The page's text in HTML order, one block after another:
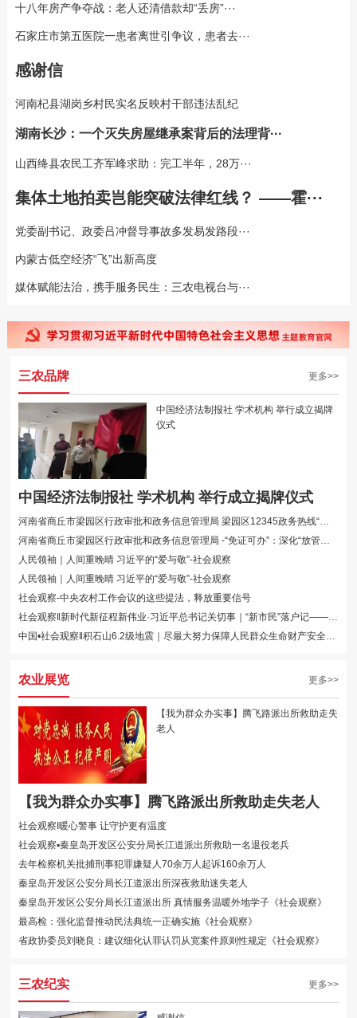
十八年房产争夺战：老人还清借款却“丢房”···
石家庄市第五医院一患者离世引争议，患者去···
感谢信
河南杞县湖岗乡村民实名反映村干部违法乱纪
湖南长沙：一个灭失房屋继承案背后的法理背···
山西绛县农民工齐军峰求助：完工半年，28万···
集体土地拍卖岂能突破法律红线？​​ ——霍···
党委副书记、政委吕冲督导事故多发易发路段···
内蒙古低空经济“飞”出新高度
媒体赋能法治，携手服务民生：三农电视台与···
三农品牌 更多>>
中国经济法制报社 学术机构 举行成立揭牌
仪式
中国经济法制报社 学术机构 举行成立揭牌仪式
河南省商丘市梁园区行政审批和政务信息管理局 梁园区12345政务热线“穿”起民···
河南省商丘市梁园区行政审批和政务信息管理局 -“免证可办”：深化“放管服”···
人民领袖｜人间重晚晴 习近平的“爱与敬”-社会观察
人民领袖｜人间重晚晴 习近平的“爱与敬”-社会观察
社会观察-中央农村工作会议的这些提法，释放重要信号
社会观察‖新时代新征程新伟业·习近平总书记关切事｜“新市民”落户记——总···
中国•社会观察‖积石山6.2级地震｜尽最大努力保障人民群众生命财产安全——各···
农业展览 更多>>
【我为群众办实事】腾飞路派出所救助走失
老人
【我为群众办实事】腾飞路派出所救助走失老人
社会观察I暖心警事 让守护更有温度
社会观察▪秦皇岛开发区公安分局长江道派出所救助一名退役老兵
去年检察机关批捕刑事犯罪嫌疑人70余万人起诉160余万人
秦皇岛开发区公安分局长江道派出所深夜救助迷失老人
秦皇岛开发区公安分局长江道派出所 真情服务温暖外地学子《社会观察》
最高检：强化监督推动民法典统一正确实施《社会观察》
省政协委员刘晓良：建议细化认罪认罚从宽案件原则性规定《社会观察》
三农纪实 更多>>